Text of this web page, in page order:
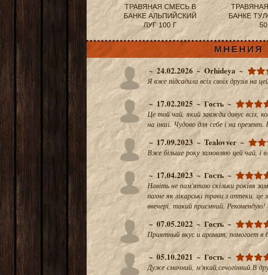
ТРАВЯНАЯ СМЕСЬ В
БАНКЕ АЛЬПИЙСКИЙ
ЛУГ 100 Г
БАНКЕ
МНЕНИЯ
24.02.2026 Orhideya
Я вже підсадила всіх своїх друзів на
17.02.2025 Гость
Це той чай, який завжди дивує всіх,
на інші. Чудово для себе і на презент.
17.09.2023 Tealovver
Вже більше року замовляю цей чай, і
17.04.2023 Гость
Навіть не пам'ятаю скільки роківя
пахне як лікарські трави з аптеки, це
ввечері, такий приємний. Рекомендую!
07.05.2022 Гость
Приятный вкус и аромат, помогает в
05.10.2021 Гость
Дуже смачний, м'який,сечогінний.В